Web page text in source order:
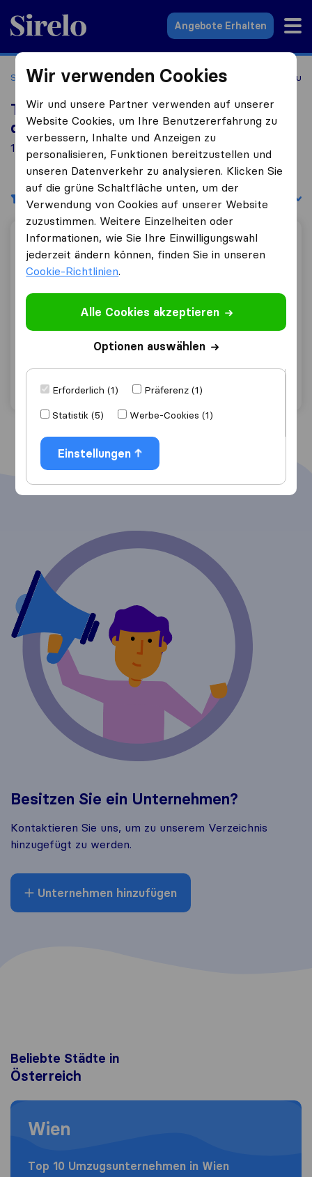
Sirelo.at
Angebote Erhalten
Startseite Umzugsfirmen Umzugsfirmen Tulln an der Donau
Top 10 Umzugs​unternehmen in Tulln an
der Donau
1 Umzugs​unternehmen gefunden in Tulln an der Donau
Filter Sortieren nach:
SSE Umzüge
0
SSE Umzüge
Tulln an der Donau
Angebot anfordern
Besitzen Sie ein Unternehmen?
Kontaktieren Sie uns, um zu unserem Verzeichnis
hinzugefügt zu werden.
Unternehmen hinzufügen
Beliebte Städte in
Österreich
Moving to Wien
Wien
Top 10 Umzugs​unternehmen in Wien
Wir verwenden Cookies
Wir und unsere Partner verwenden auf unserer
Website Cookies, um Ihre Benutzererfahrung zu
verbessern, Inhalte und Anzeigen zu
personalisieren, Funktionen bereitzustellen und
unseren Datenverkehr zu analysieren. Klicken Sie
auf die grüne Schaltfläche unten, um der
Verwendung von Cookies auf unserer Website
zuzustimmen. Weitere Einzelheiten oder
Informationen, wie Sie Ihre Einwilligungswahl
jederzeit ändern können, finden Sie in unseren
Cookie-Richtlinien.
Alle Cookies akzeptieren
Optionen auswählen
Erforderlich (1)
Präferenz (1)
Statistik (5)
Werbe-Cookies (1)
Einstellungen